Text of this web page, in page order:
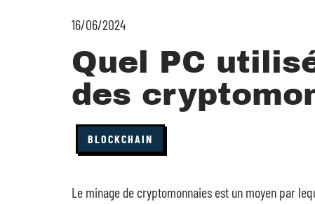
16/06/2024
Quel PC
des
BLOCKCHAIN
Le minage de cryptomonnaies est un moyen par